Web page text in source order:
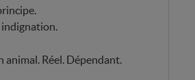
indignation.
animal. Réel. Dépendant.